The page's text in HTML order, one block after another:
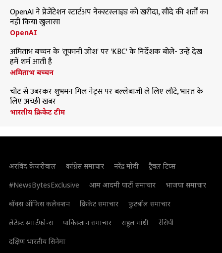
OpenAI ने प्रेजेंटेशन स्टार्टअप नेक्स्टस्लाइड को खरीदा, सौदे की शर्तों का
नहीं किया खुलासा
OpenAI
अमिताभ बच्चन के 'तूफानी जोश' पर 'KBC' के निर्देशक बोले- उन्हें देख
हमें शर्म आती है
अमिताभ बच्चन
चोट से उबरकर शुभमन गिल नेट्स पर बल्लेबाजी ले लिए लौटे, भारत के
लिए अच्छी खबर
भारतीय क्रिकेट टीम
अरविंद केजरीवाल कांग्रेस समाचार नरेंद्र मोदी
ट्रैवल टिप्स
#NewsBytesExclusive
आम आदमी पार्टी समाचार
भाजपा समाचार
बॉक्स ऑफिस कलेक्शन
क्रिकेट समाचार
फुटबॉल समाचार
लेटेस्ट स्मार्टफोन्स
पाकिस्तान समाचार राहुल गांधी
रेसिपी
दक्षिण भारतीय सिनेमा